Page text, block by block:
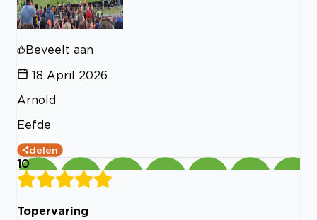
Beveelt aan
18 April 2026
Arnold
Eefde
delen
10
Topervaring